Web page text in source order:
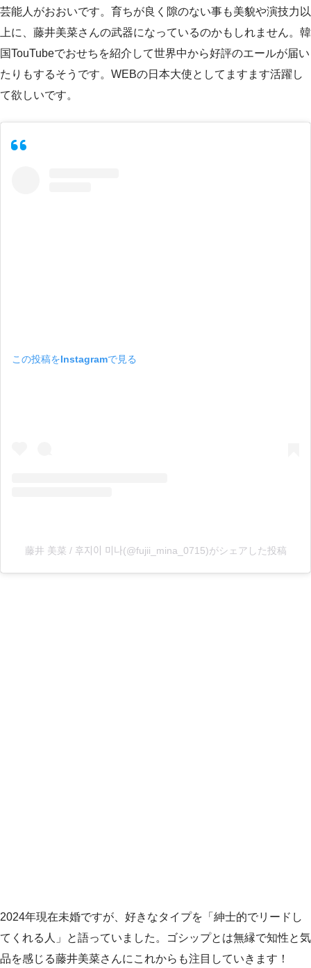
芸能人がおおいです。育ちが良く隙のない事も美貌や演技力以
上に、藤井美菜さんの武器になっているのかもしれません。韓
国TouTubeでおせちを紹介して世界中から好評のエールが届い
たりもするそうです。WEBの日本大使としてますます活躍し
て欲しいです。
この投稿をInstagramで見る
藤井 美菜 / 후지이 미나(@fujii_mina_0715)がシェアした投稿
2024年現在未婚ですが、好きなタイプを「紳士的でリードし
てくれる人」と語っていました。ゴシップとは無縁で知性と気
品を感じる藤井美菜さんにこれからも注目していきます！